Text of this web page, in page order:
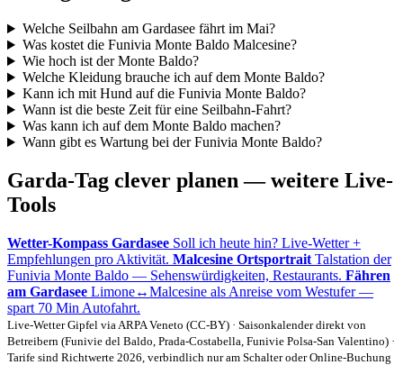
Welche Seilbahn am Gardasee fährt im Mai?
Was kostet die Funivia Monte Baldo Malcesine?
Wie hoch ist der Monte Baldo?
Welche Kleidung brauche ich auf dem Monte Baldo?
Kann ich mit Hund auf die Funivia Monte Baldo?
Wann ist die beste Zeit für eine Seilbahn-Fahrt?
Was kann ich auf dem Monte Baldo machen?
Wann gibt es Wartung bei der Funivia Monte Baldo?
Garda-Tag clever planen — weitere Live-
Tools
Wetter-Kompass Gardasee Soll ich heute hin? Live-Wetter +
Empfehlungen pro Aktivität. Malcesine Ortsportrait Talstation der
Funivia Monte Baldo — Sehenswürdigkeiten, Restaurants. Fähren
am Gardasee Limone↔Malcesine als Anreise vom Westufer —
spart 70 Min Autofahrt.
Live-Wetter Gipfel via ARPA Veneto (CC-BY) · Saisonkalender direkt von
Betreibern (Funivie del Baldo, Prada-Costabella, Funivie Polsa-San Valentino) ·
Tarife sind Richtwerte 2026, verbindlich nur am Schalter oder Online-Buchung